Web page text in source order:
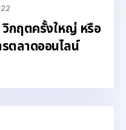
วิกฤตครั้งใหญ่ หรือ
ตลาดออนไลน์